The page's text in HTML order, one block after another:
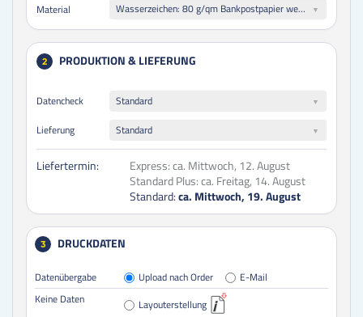
Material Wasserzeichen: 80 g/qm Bankpostpapier weiß (Standard-Papier)
2 PRODUKTION & LIEFERUNG
Datencheck
Standard
Lieferung
Standard
Liefertermin: Express:ca. Mittwoch, 12. August
Standard Plus:ca. Freitag, 14. August
Standard:ca. Mittwoch, 19. August
3 DRUCKDATEN
Datenübergabe Upload nach Order
E-Mail
Keine Daten
Layouterstellung